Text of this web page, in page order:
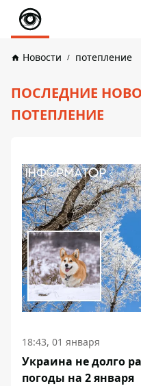
Новости потепление
ПОСЛЕДНИЕ
ПОТЕПЛЕНИЕ
18:43, 01 января
Украина не долго
погоды на 2 января